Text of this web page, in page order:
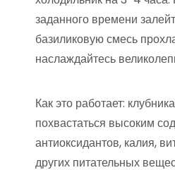
заданного времени
базиликовую смесь
наслаждайтесь
Как это работает:
похвастаться высоким
антиоксидантов, калия,
других питательных